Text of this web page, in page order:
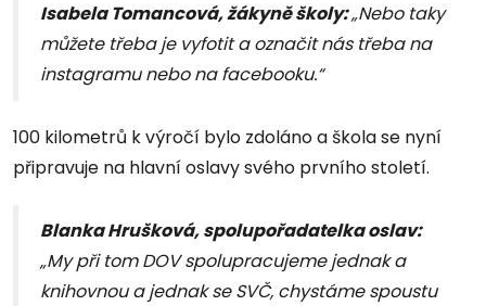
Isabela Tomancová, žákyně školy:„Nebo taky
můžete třeba je vyfotit a označit nás třeba na
instagramu nebo na facebooku.“
100 kilometrů k výročí bylo zdoláno a škola se nyní
připravuje na hlavní oslavy svého prvního století.
Blanka Hrušková, spolupořadatelka oslav:
„My při tom DOV spolupracujeme jednak a
knihovnou a jednak se SVČ, chystáme spoustu